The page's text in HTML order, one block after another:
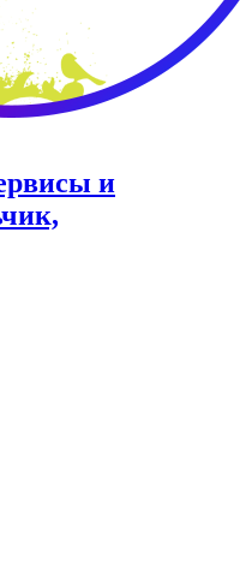
и